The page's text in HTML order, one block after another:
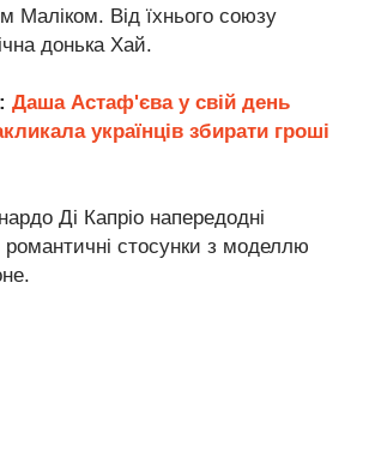
Маліком. Від їхнього союзу
донька Хай.
Даша Астаф'єва у свій день
українців збирати гроші
Ді Капріо напередодні
романтичні стосунки з моделлю